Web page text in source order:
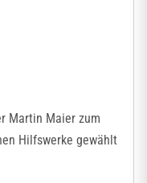
Martin Maier zum
Hilfswerke gewählt